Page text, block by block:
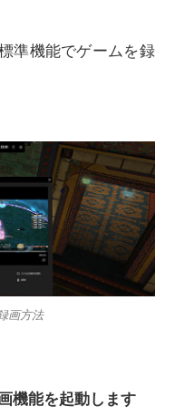
準機能でゲームを録
画方法
機能を起動します